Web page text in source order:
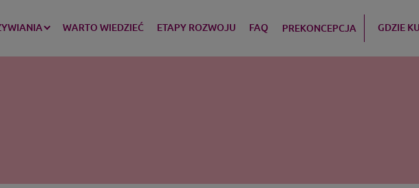
WARTO WIEDZIEĆ ETAPY ROZWOJU FAQ PREKONCEPCJA GDZIE